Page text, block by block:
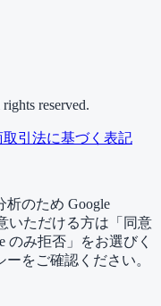
reserved.
取引法に基づく表記
のため Google
いただける方は「同意
のみ拒否」をお選びく
をご確認ください。